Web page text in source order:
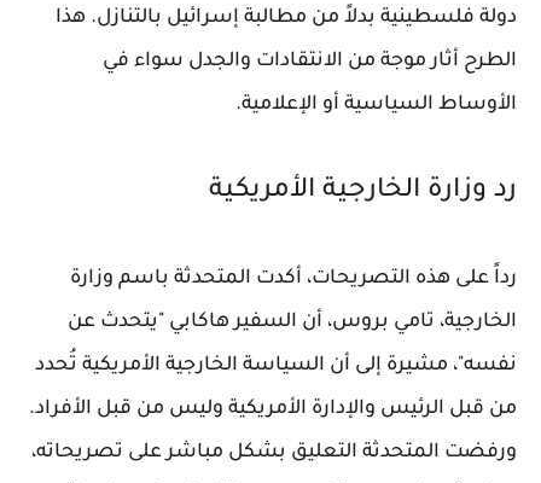
دولة فلسطينية بدلاً من مطالبة إسرائيل بالتنازل. هذا
الطرح أثار موجة من الانتقادات والجدل سواء في
الأوساط السياسية أو الإعلامية.
رد وزارة الخارجية الأمريكية
رداً على هذه التصريحات، أكدت المتحدثة باسم وزارة
الخارجية، تامي بروس، أن السفير هاكابي "يتحدث عن
نفسه"، مشيرة إلى أن السياسة الخارجية الأمريكية تُحدد
من قبل الرئيس والإدارة الأمريكية وليس من قبل الأفراد.
ورفضت المتحدثة التعليق بشكل مباشر على تصريحاته،